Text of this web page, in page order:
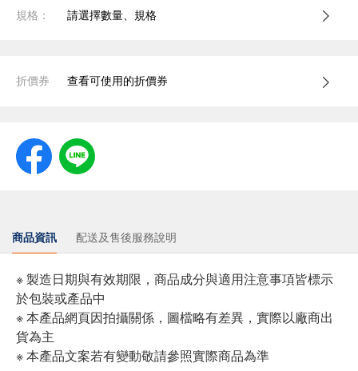
規格： 請選擇數量、規格
折價券 查看可使用的折價券
商品資訊 配送及售後服務說明
※ 製造日期與有效期限，商品成分與適用注意事項皆標示
於包裝或產品中
※ 本產品網頁因拍攝關係，圖檔略有差異，實際以廠商出
貨為主
※ 本產品文案若有變動敬請參照實際商品為準